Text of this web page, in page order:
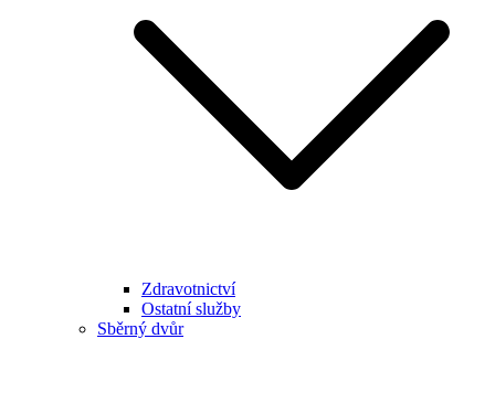
Zdravotnictví
Ostatní služby
Sběrný dvůr